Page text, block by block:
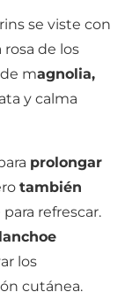
se viste con
rosa de los
magnolia,
y calma
prolongar
también
refrescar.
los
cutánea.